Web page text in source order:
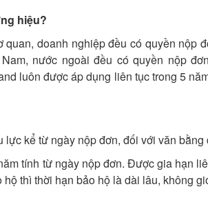
hiệu?
doanh nghiệp đều có quyền nộp
nước ngoài đều có quyền nộp
luôn được áp dụng liên tục trong 5
kể từ ngày nộp đơn, đối với văn bằng
tính từ ngày nộp đơn. Được gia hạn
thì thời hạn bảo hộ là dài lâu, không